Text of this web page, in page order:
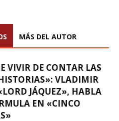
MÁS DEL AUTOR
VIVIR DE CONTAR LAS
VLADIMIR
JÁQUEZ», HABLA
EN «CINCO